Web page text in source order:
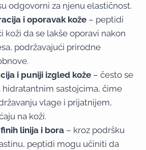
odgovorni za njenu elastičnost.
i oporavak kože – peptidi
koži da se lakše oporavi nakon
podržavajući prirodne
i puniji izgled kože – često se
hidratantnim sastojcima, čime
vlage i prijatnijem,
na koži.
linija i bora – kroz podršku
peptidi mogu učiniti da